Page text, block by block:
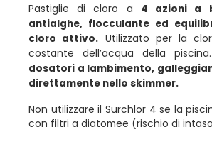
Pastiglie di cloro a 4 azioni a
antialghe, flocculante ed
cloro attivo. Utilizzato per la
costante dell’acqua della piscina.
dosatori a lambimento,
direttamente nello skimmer.
Non utilizzare il Surchlor 4 se la
con filtri a diatomee (rischio di